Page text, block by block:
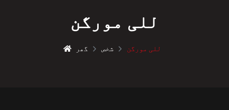
للی مورگن
گھر شخص للی مورگن